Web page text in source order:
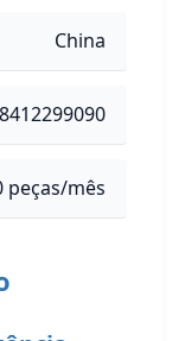
China
8412299090
peças/mês